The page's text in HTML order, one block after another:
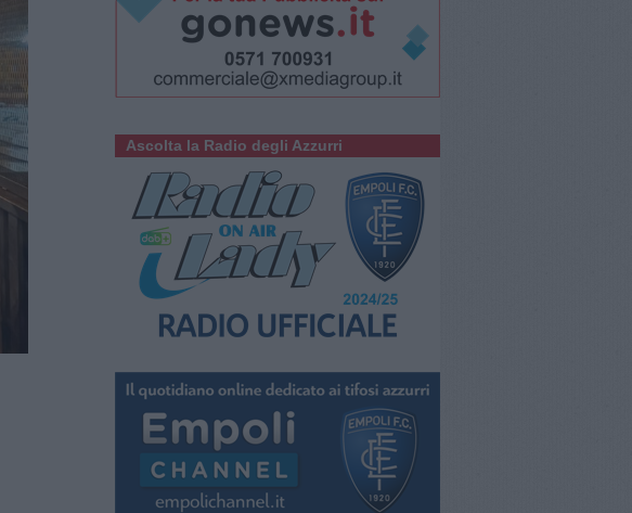
Ascolta la Radio degli Azzurri